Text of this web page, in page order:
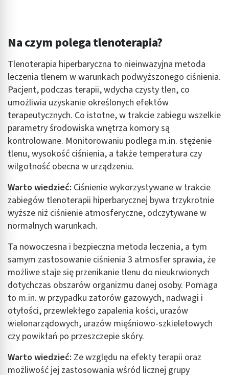
Na czym polega tlenoterapia?
Tlenoterapia hiperbaryczna to nieinwazyjna metoda
leczenia tlenem w warunkach podwyższonego ciśnienia.
Pacjent, podczas terapii, wdycha czysty tlen, co
umożliwia uzyskanie określonych efektów
terapeutycznych. Co istotne, w trakcie zabiegu wszelkie
parametry środowiska wnętrza komory są
kontrolowane. Monitorowaniu podlega m.in. stężenie
tlenu, wysokość ciśnienia, a także temperatura czy
wilgotność obecna w urządzeniu.
Warto wiedzieć: Ciśnienie wykorzystywane w trakcie
zabiegów tlenoterapii hiperbarycznej bywa trzykrotnie
wyższe niż ciśnienie atmosferyczne, odczytywane w
normalnych warunkach.
Ta nowoczesna i bezpieczna metoda leczenia, a tym
samym zastosowanie ciśnienia 3 atmosfer sprawia, że
możliwe staje się przenikanie tlenu do nieukrwionych
dotychczas obszarów organizmu danej osoby. Pomaga
to m.in. w przypadku zatorów gazowych, nadwagi i
otyłości, przewlekłego zapalenia kości, urazów
wielonarządowych, urazów mięśniowo-szkieletowych
czy powikłań po przeszczepie skóry.
Warto wiedzieć: Ze względu na efekty terapii oraz
możliwość jej zastosowania wśród licznej grupy